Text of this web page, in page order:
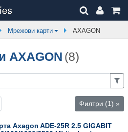
Мрежови карти AXAGON
AXAGON (8)
Филтри (1) »
Axagon ADE-25R 2.5 GIGABIT